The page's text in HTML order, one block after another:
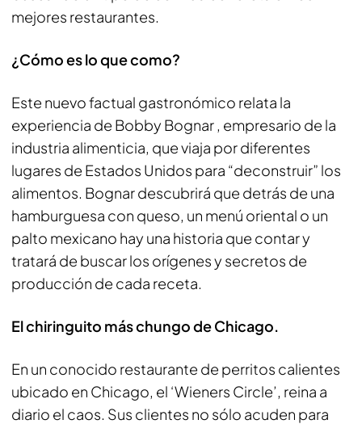
mejores restaurantes.
¿Cómo es lo que como?
Este nuevo factual gastronómico relata la
experiencia de Bobby Bognar , empresario de la
industria alimenticia, que viaja por diferentes
lugares de Estados Unidos para “deconstruir” los
alimentos. Bognar descubrirá que detrás de una
hamburguesa con queso, un menú oriental o un
palto mexicano hay una historia que contar y
tratará de buscar los orígenes y secretos de
producción de cada receta.
El chiringuito más chungo de Chicago.
En un conocido restaurante de perritos calientes
ubicado en Chicago, el ‘Wieners Circle’, reina a
diario el caos. Sus clientes no sólo acuden para